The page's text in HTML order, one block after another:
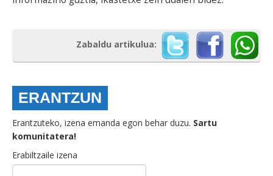
Zabaldu artikulua:
ERANTZUN
Erantzuteko, izena emanda egon behar duzu. Sartu
komunitatera!
Erabiltzaile izena